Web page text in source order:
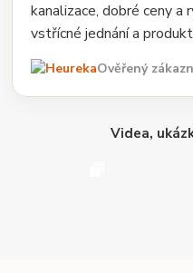
kanalizace, dobré ceny a
vstřícné jednání a
Ověřený
Videa,